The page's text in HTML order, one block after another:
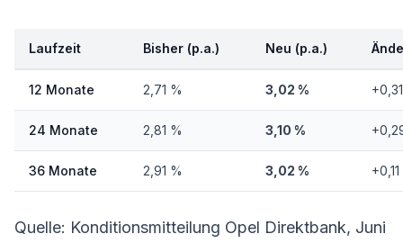
Laufzeit Bisher (p.a.) Neu (p.a.)
12 Monate 2,71 % 3,02 %
24 Monate 2,81 % 3,10 %
36 Monate 2,91 % 3,02 %
Quelle: Konditionsmitteilung Opel Direktbank, Juni